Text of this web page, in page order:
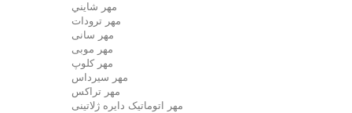
مهر شايني
مهر ترودات
مهر سانی
مهر موبی
مهر كلوپ
مهر سيرداس
مهر تراکس
مهر اتوماتیک دايره ژلاتینی